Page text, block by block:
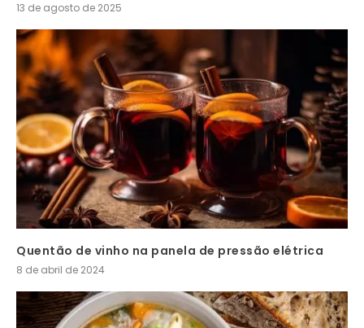
13 de agosto de 2025
Quentão de vinho na panela de pressão elétrica
8 de abril de 2024